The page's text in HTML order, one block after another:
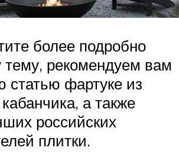
более подробно
тему, рекомендуем вам
статью фартуке из
а также
российских
плитки.